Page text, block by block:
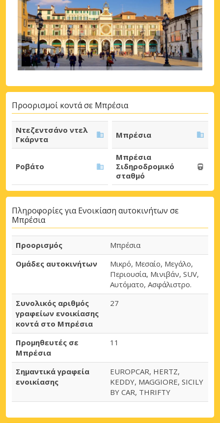
Προορισμοί κοντά σε Μπρέσια
Ντεζεντσάνο ντελ
Γκάρντα
Μπρέσια
Ροβάτο
Μπρέσια
Σιδηροδρομικό
σταθμό
Πληροφορίες για Ενοικίαση αυτοκινήτων σε
Μπρέσια
Προορισμός
Μπρέσια
Ομάδες αυτοκινήτων
Μικρό, Μεσαίο, Μεγάλο,
Περιουσία, Μινιβάν, SUV,
Αυτόματο, Ασφάλιστρο.
Συνολικός αριθμός
γραφείων ενοικίασης
κοντά στο Μπρέσια
27
Προμηθευτές σε
Μπρέσια
11
Σημαντικά γραφεία
ενοικίασης
EUROPCAR, HERTZ,
KEDDY, MAGGIORE, SICILY
BY CAR, THRIFTY